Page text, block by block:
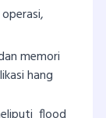
memori
hang